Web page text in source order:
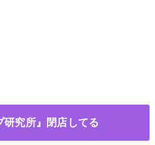
究所』閉店してる